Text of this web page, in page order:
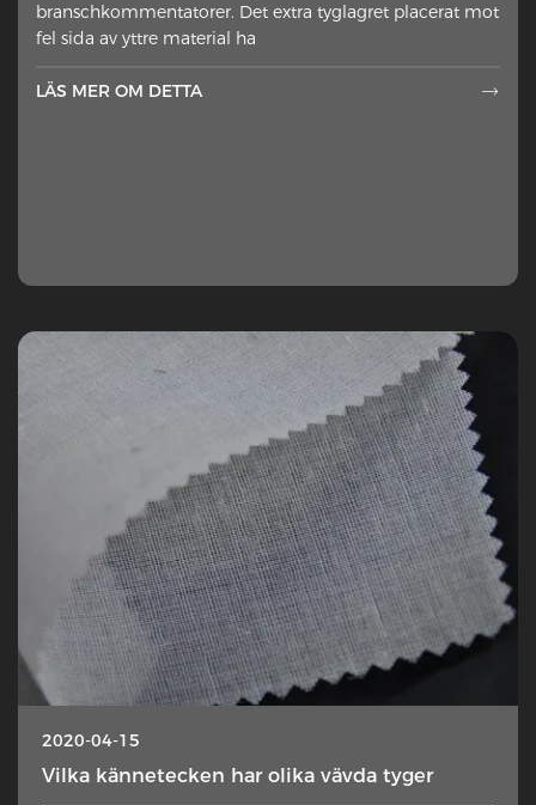
branschkommentatorer. Det extra tyglagret placerat mot
fel sida av yttre material ha
LÄS MER OM DETTA 
2020-04-15
Vilka kännetecken har olika vävda tyger